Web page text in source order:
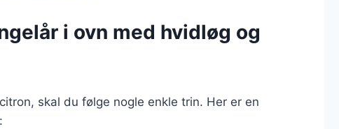
i ovn med hvidløg og
skal du følge nogle enkle trin. Her er en